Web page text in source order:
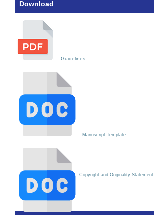
Download
Guidelines
Manuscript Template
Copyright and Originality Statement